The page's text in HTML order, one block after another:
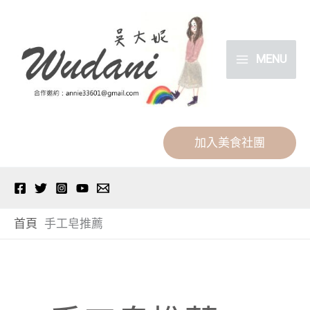
MENU
加入美食社團
首頁 手工皂推薦